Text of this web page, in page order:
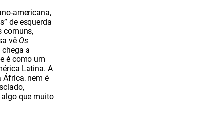
americana,
de esquerda
comuns,
vê Os
a
é como um
Latina. A
África, nem é
que muito